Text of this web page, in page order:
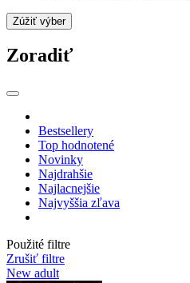
Zúžiť výber
Zoradiť
Bestsellery
Top hodnotené
Novinky
Najdrahšie
Najlacnejšie
Najvyššia zľava
Použité filtre
Zrušiť filtre
New adult